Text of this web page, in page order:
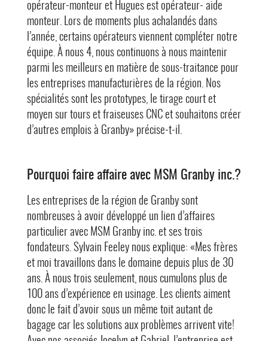
opérateur-monteur et Hugues est opérateur- aide
monteur. Lors de moments plus achalandés dans
l’année, certains opérateurs viennent compléter notre
équipe. À nous 4, nous continuons à nous maintenir
parmi les meilleurs en matière de sous-traitance pour
les entreprises manufacturières de la région. Nos
spécialités sont les prototypes, le tirage court et
moyen sur tours et fraiseuses CNC et souhaitons créer
d’autres emplois à Granby» précise-t-il.
Pourquoi faire affaire avec MSM Granby inc.?
Les entreprises de la région de Granby sont
nombreuses à avoir développé un lien d’affaires
particulier avec MSM Granby inc. et ses trois
fondateurs. Sylvain Feeley nous explique: «Mes frères
et moi travaillons dans le domaine depuis plus de 30
ans. À nous trois seulement, nous cumulons plus de
100 ans d’expérience en usinage. Les clients aiment
donc le fait d’avoir sous un même toit autant de
bagage car les solutions aux problèmes arrivent vite!